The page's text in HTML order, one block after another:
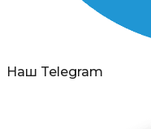
Наш Telegram